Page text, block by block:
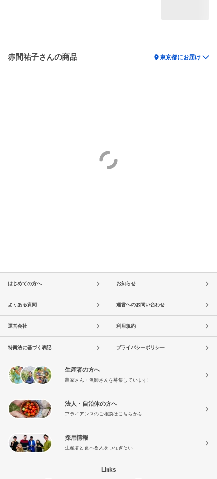
赤間祐子さんの商品 location_on東京都にお届け
はじめての方へ お知らせ
よくある質問 運営へのお問い合わせ
運営会社 利用規約
特商法に基づく表記 プライバシーポリシー
生産者の方へ
農家さん・漁師さんを募集しています!
法人・自治体の方へ
アライアンスのご相談はこちらから
採用情報
生産者と食べる人をつなぎたい
Links